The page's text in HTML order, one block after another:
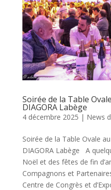
Soirée de la Table
DIAGORA Labège
4 décembre 2025 | News
Soirée de la Table Ovale
DIAGORA Labège A
Noël et des fêtes de fin
Compagnons et
Centre de Congrès et